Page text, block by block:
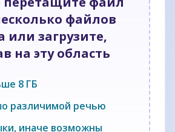
файлов
или загрузите,
на эту область
8 ГБ
различимой речью
иначе возможны